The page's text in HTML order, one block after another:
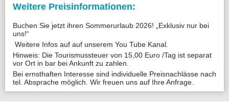
Weitere Preisinformationen:
Buchen Sie jetzt ihren Sommerurlaub 2026! „Exklusiv nur bei
uns!“
Weitere Infos auf auf unserem You Tube Kanal.
Hinweis: Die Tourismussteuer von 15,00 Euro /Tag ist separat
vor Ort in bar bei Ankunft zu zahlen.
Bei ernsthaften Interesse sind individuelle Preisnachlässe nach
tel. Absprache möglich. Wir freuen uns auf Ihre Anfrage.